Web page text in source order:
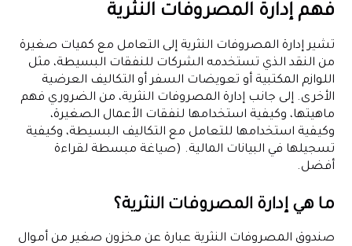
فهم إدارة المصروفات النثرية
تشير إدارة المصروفات النثرية إلى التعامل مع كميات صغيرة
من النقد الذي تستخدمه الشركات للنفقات البسيطة، مثل
اللوازم المكتبية أو تعويضات السفر أو التكاليف العرضية
الأخرى. إلى جانب إدارة المصروفات النثرية، من الضروري فهم
ماهيتها، وكيفية استخدامها لنفقات الأعمال الصغيرة،
وكيفية استخدامها للتعامل مع التكاليف البسيطة، وكيفية
تسجيلها في البيانات المالية. (صياغة مبسطة لقراءة
أفضل.
ما هي إدارة المصروفات النثرية؟
صندوق المصروفات النثرية عبارة عن مخزون صغير من أموال